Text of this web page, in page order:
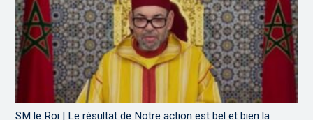
SM le Roi | Le résultat de Notre action est bel et bien la